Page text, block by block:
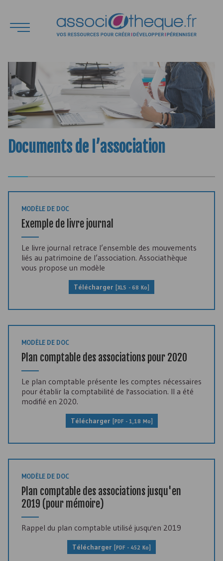
Documents de l’association
MODÈLE DE DOC
Exemple de livre journal
Le livre journal retrace l’ensemble des mouvements
liés au patrimoine de l’association. Associathèque
vous propose un modèle
Télécharger [XLS - 68 Ko]
MODÈLE DE DOC
Plan comptable des associations pour 2020
Le plan comptable présente les comptes nécessaires
pour établir la comptabilité de l'association. Il a été
modifié en 2020.
Télécharger [PDF- 1,18 Mo]
MODÈLE DE DOC
Plan comptable des associations jusqu'en
2019 (pour mémoire)
Rappel du plan comptable utilisé jusqu'en 2019
Télécharger [PDF - 452 Ko]